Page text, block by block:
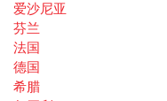
爱沙尼亚
芬兰
法国
德国
希腊